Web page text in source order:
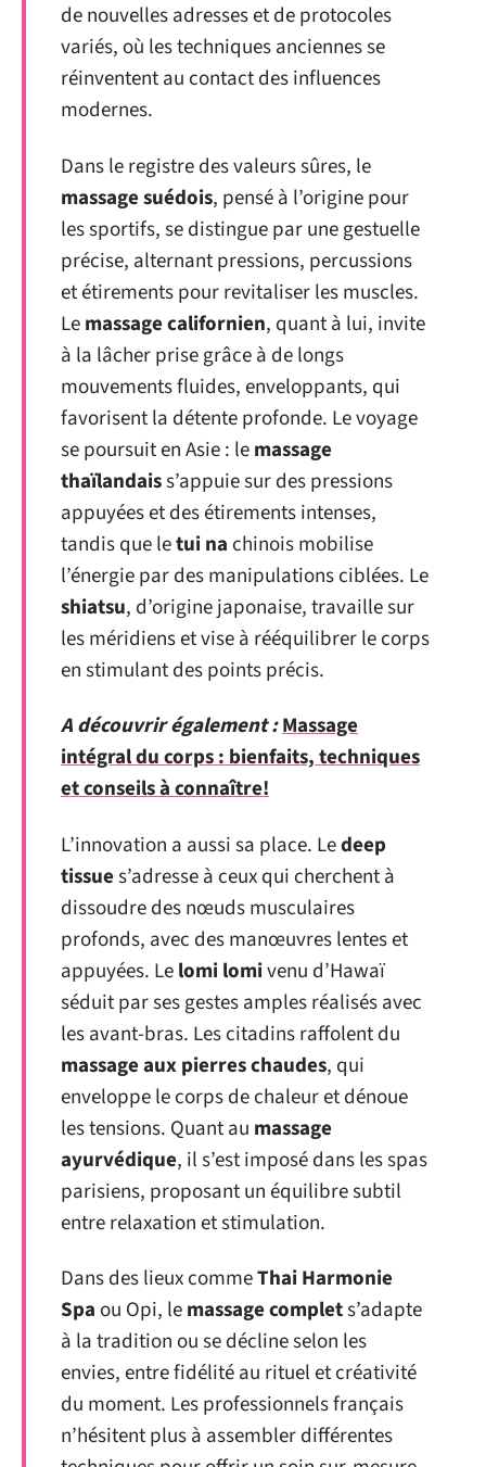
de nouvelles adresses et de protocoles
variés, où les techniques anciennes se
réinventent au contact des influences
modernes.
Dans le registre des valeurs sûres, le
massage suédois, pensé à l’origine pour
les sportifs, se distingue par une gestuelle
précise, alternant pressions, percussions
et étirements pour revitaliser les muscles.
Lemassage californien, quant à lui, invite
à la lâcher prise grâce à de longs
mouvements fluides, enveloppants, qui
favorisent la détente profonde. Le voyage
se poursuit en Asie : lemassage
thaïlandaiss’appuie sur des pressions
appuyées et des étirements intenses,
tandis que letui na chinois mobilise
l’énergie par des manipulations ciblées. Le
shiatsu, d’origine japonaise, travaille sur
les méridiens et vise à rééquilibrer le corps
en stimulant des points précis.
A découvrir également :Massage
intégral du corps : bienfaits, techniques
et conseils à connaître!
L’innovation a aussi sa place. Ledeep
tissues’adresse à ceux qui cherchent à
dissoudre des nœuds musculaires
profonds, avec des manœuvres lentes et
appuyées. Lelomi lomivenu d’Hawaï
séduit par ses gestes amples réalisés avec
les avant-bras. Les citadins raffolent du
massage aux pierres chaudes, qui
enveloppe le corps de chaleur et dénoue
les tensions. Quant au massage
ayurvédique, il s’est imposé dans les spas
parisiens, proposant un équilibre subtil
entre relaxation et stimulation.
Dans des lieux commeThai Harmonie
Spa ou Opi, lemassage complets’adapte
à la tradition ou se décline selon les
envies, entre fidélité au rituel et créativité
du moment. Les professionnels français
n’hésitent plus à assembler différentes